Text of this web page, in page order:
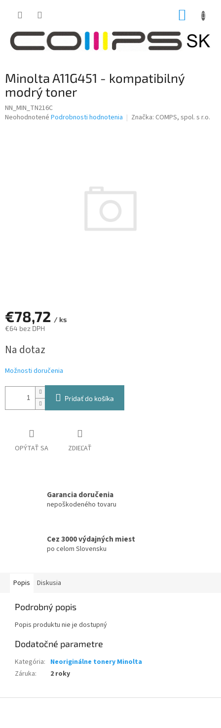
Minolta A11G451 - kompatibilný
modrý toner
NN_MIN_TN216C
Priemerné
Neohodnotené Podrobnosti hodnotenia Značka: COMPS, spol. s r.o.
€78,72 / ks
€64 bez DPH
cena:
Na dotaz
Možnosti doručenia
Pridať do košíka
OPÝTAŤ SA ZDIEĽAŤ
Garancia doručenia
nepoškodeného tovaru
Cez 3000 výdajných miest
po celom Slovensku
Popis Diskusia
Podrobný popis
Popis produktu nie je dostupný
Dodatočné parametre
Kategória: Neoriginálne tonery Minolta
Záruka: 2 roky